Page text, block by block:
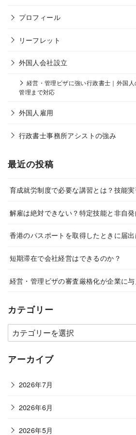
プロフィール
リーフレット
外国人会社設立
経営・管理ビザに強い行政書士｜外国
管理まで対応
外国人雇用
行政書士事務所アシストの強み
最近の投稿
育成就労制度で必要な講習とは？技能
解雇は絶対できない？特定技能と非自
香港のパスポートを取得したときに届出
短期滞在で会社経営はできるのか？
経営・管理ビザの審査厳格化が企業に
カテゴリー
カ
テ
ゴ
ー
アーカイブ
2026年7月
2026年6月
2026年5月